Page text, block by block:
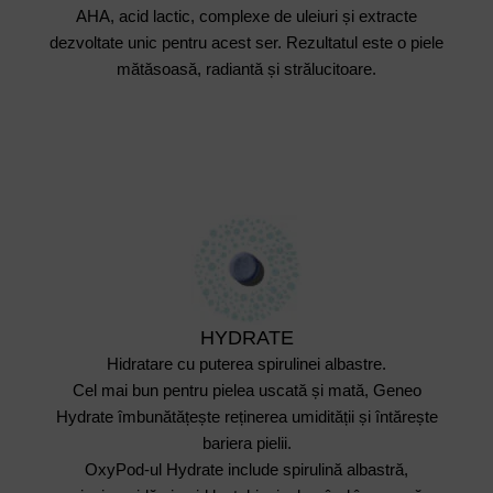
AHA, acid lactic, complexe de uleiuri și extracte
dezvoltate unic pentru acest ser. Rezultatul este o piele
mătăsoasă, radiantă și strălucitoare.
HYDRATE
Hidratare cu puterea spirulinei albastre.
Cel mai bun pentru pielea uscată și mată, Geneo
Hydrate îmbunătățește reținerea umidității și întărește
bariera pielii.
OxyPod-ul Hydrate include spirulină albastră,